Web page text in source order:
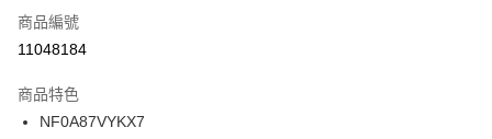
【「AFTEE先享後付」結帳流程】
１．於結帳方式選擇「AFTEE先享後付」後，將跳轉至「AFTEE先享後付」
２．訂單成立數日內，您將收到繳費通知簡訊。
３．收到繳費通知簡訊後14天內，點擊此簡訊中的連結，可透過四大超商／
ATM／網路銀行／等多元方式進行付款，方視為交易完成。
宅配
每筆NT$100，滿NT$1,500(含以上)免運費
付款後門市自取
每筆NT$100，滿NT$1,500(含以上)免運費
商品編號
11048184
商品特色
NF0A87VYKX7